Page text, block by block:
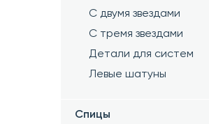
С двумя звездами
С тремя звездами
Детали для систем
Левые шатуны
Спицы